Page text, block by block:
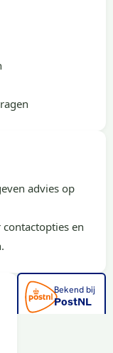
advies op
en